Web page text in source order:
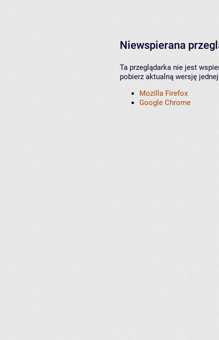
Niewspierana
Ta przeglądarka nie jest
pobierz aktualną wersję
Mozilla Firefox
Google Chrome